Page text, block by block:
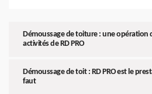
Démoussage de toiture : une opération
activités de RD PRO
Démoussage de toit : RD PRO est le
faut